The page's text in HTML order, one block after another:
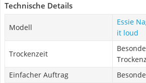
Technische Details
Modell
Essie
it loud
Trockenzeit
Einfacher Auftrag